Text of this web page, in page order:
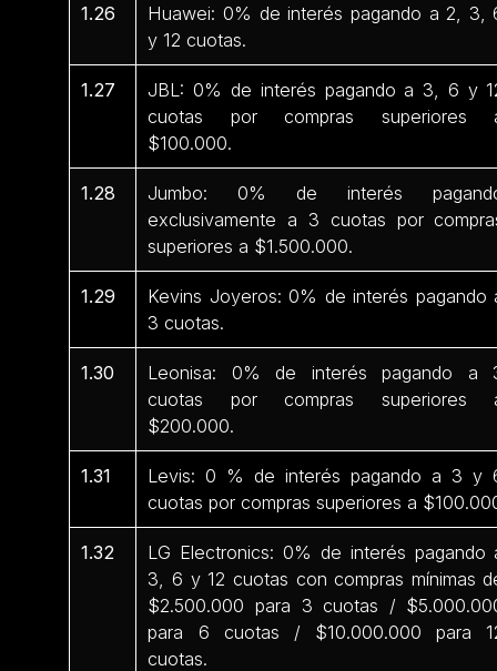
1.26
Huawei: 0% de interés pagando a 2, 3,
y 12 cuotas.
1.27
JBL: 0% de interés pagando a 3, 6 y
cuotas por compras superiores
$100.000.
1.28
Jumbo: 0% de interés
exclusivamente a 3 cuotas por
superiores a $1.500.000.
1.29
Kevins Joyeros: 0% de interés pagando
3 cuotas.
1.30
Leonisa: 0% de interés pagando a
cuotas por compras superiores
$200.000.
1.31
Levis: 0 % de interés pagando a 3 y
cuotas por compras superiores a
1.32
LG Electronics: 0% de interés pagando
3, 6 y 12 cuotas con compras mínimas
$2.500.000 para 3 cuotas /
para 6 cuotas / $10.000.000 para
cuotas.